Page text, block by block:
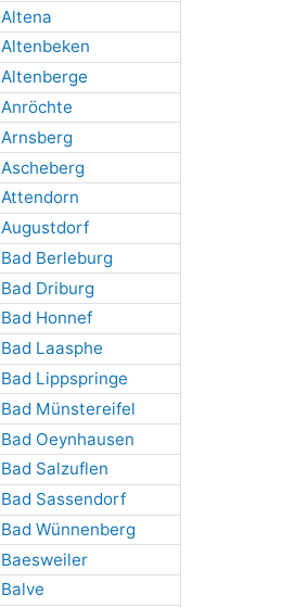
Altena
Altenbeken
Altenberge
Anröchte
Arnsberg
Ascheberg
Attendorn
Augustdorf
Bad Berleburg
Bad Driburg
Bad Honnef
Bad Laasphe
Bad Lippspringe
Bad Münstereifel
Bad Oeynhausen
Bad Salzuflen
Bad Sassendorf
Bad Wünnenberg
Baesweiler
Balve